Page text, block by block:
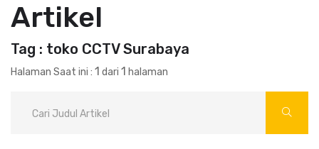
Artikel
Tag : toko CCTV Surabaya
Halaman Saat ini : 1 dari 1 halaman